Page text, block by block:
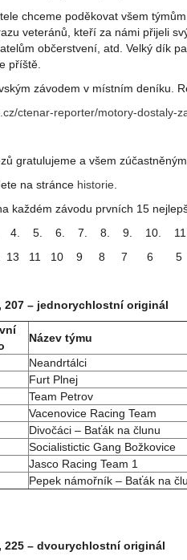
chceme poděkovat všem
veteránů, kteří za námi přijeli
občerstvení, atd. Velký dík
příště.
závodem v místním deníku.
ctenar-reporter/motory-
gratulujeme a všem
na stránce historie.
každém závodu prvních 15
4. 5. 6. 7. 8. 9. 10.
13 11 10 9 8
207 – jednorychlostní originál
Název týmu
Neandrtálci
Furt Plnej
Team Petrov
Vacenovice Racing Team
Divočáci – Baťák na člunu
Socialistictic Gang Božkovice
Jasco Racing Team 1
Pepek námořník – Baťák na
225 – dvourychlostní originál